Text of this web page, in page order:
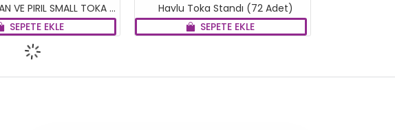
ELİF RAFADAN VE PIRIL SMALL TOKA ÇANTASI STANDI 336 Lİ *1
SEPETE EKLE
Havlu Toka Standı (72 Adet)
SEPETE EKLE